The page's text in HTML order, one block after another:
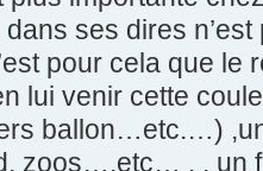
dans ses dires
pour cela que le
lui venir cette
ballon…etc.…)
zoos….etc… . , un